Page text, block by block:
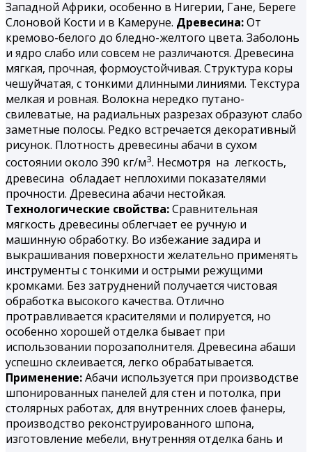
Западной Африки, особенно в Нигерии, Гане, Береге
Слоновой Кости и в Камеруне. Древесина:От
кремово-белого до бледно-желтого цвета. Заболонь
и ядро слабо или совсем не различаются. Древесина
мягкая, прочная, формоустойчивая. Структура коры
чешуйчатая, с тонкими длинными линиями. Текстура
мелкая и ровная. Волокна нередко путано-
свилеватые, на радиальных разрезах образуют слабо
заметные полосы. Редко встречается декоративный
рисунок. Плотность древесины абачи в сухом
состоянии около 390 кг/м3. Несмотря на легкость,
древесина обладает неплохими показателями
прочности. Древесина абачи нестойкая.
Технологические свойства:Сравнительная
мягкость древесины облегчает ее ручную и
машинную обработку. Во избежание задира и
выкрашивания поверхности желательно применять
инструменты с тонкими и острыми режущими
кромками. Без затруднений получается чистовая
обработка высокого качества. Отлично
протравливается красителями и полируется, но
особенно хорошей отделка бывает при
использовании порозаполнителя. Древесина абаши
успешно склеивается, легко обрабатывается.
Применение:Абачи используется при производстве
шпонированных панелей для стен и потолка, при
столярных работах, для внутренних слоев фанеры,
производство реконструированного шпона,
изготовление мебели, внутренняя отделка бань и